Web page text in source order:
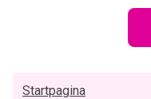
Startpagina